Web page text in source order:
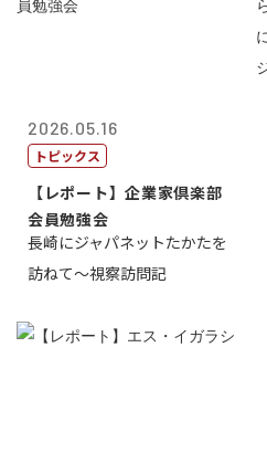
2026.05.16
トピックス
【レポート】企業家倶楽部
会員勉強会
長崎にジャパネットたかたを
訪ねて～視察訪問記